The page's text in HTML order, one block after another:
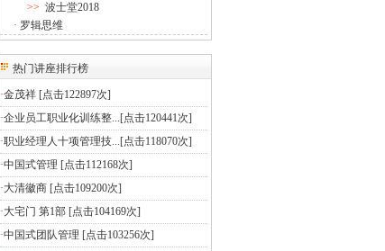
>> 波士堂2018
· 罗辑思维
热门讲座排行榜
·金茂祥 [点击122897次]
·企业员工职业化训练整...[点击120441次]
·职业经理人十项管理技...[点击118070次]
·中国式管理 [点击112168次]
·大清徽商 [点击109200次]
·大宅门 第1部 [点击104169次]
·中国式团队管理 [点击103256次]